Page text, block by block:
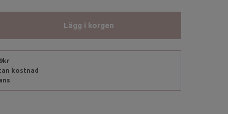
Lägg i korgen
kostnad